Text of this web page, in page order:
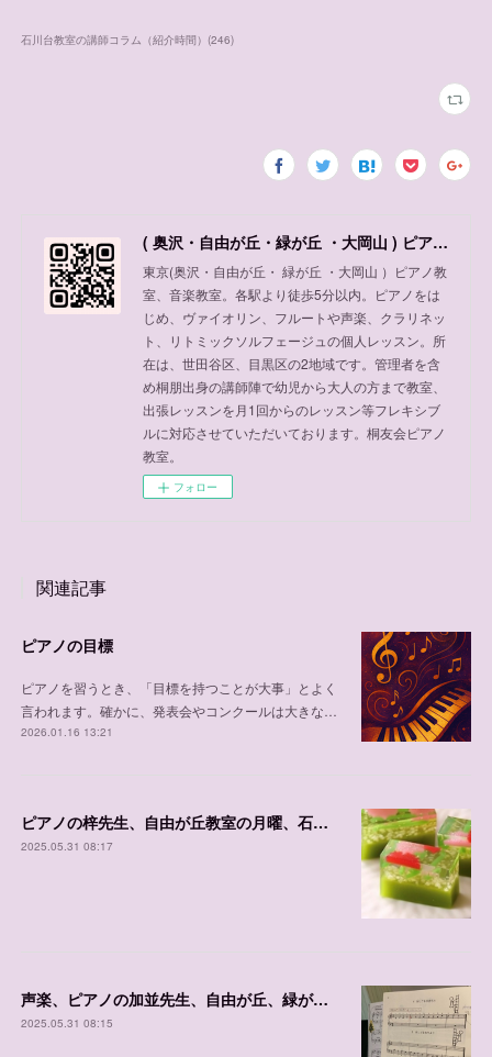
石川台教室の講師コラム（紹介時間） (246)
( 奥沢・自由が丘・緑が丘 ・大岡山 ) ピアノ教室、音楽教室
東京(奥沢・自由が丘・ 緑が丘 ・大岡山 ）ピアノ教
室、音楽教室。各駅より徒歩5分以内。ピアノをは
じめ、ヴァイオリン、フルートや声楽、クラリネッ
ト、リトミックソルフェージュの個人レッスン。所
在は、世田谷区、目黒区の2地域です。管理者を含
め桐朋出身の講師陣で幼児から大人の方まで教室、
出張レッスンを月1回からのレッスン等フレキシブ
ルに対応させていただいております。桐友会ピアノ
教室。
フォロー
関連記事
ピアノの目標
ピアノを習うとき、「目標を持つことが大事」とよく
言われます。確かに、発表会やコンクールは大きな…
2026.01.16 13:21
ピアノの梓先生、自由が丘教室の月曜、石川台教室の金曜、体験可能日程
2025.05.31 08:17
声楽、ピアノの加並先生、自由が丘、緑が丘教室、石川台の体験可能日程
2025.05.31 08:15